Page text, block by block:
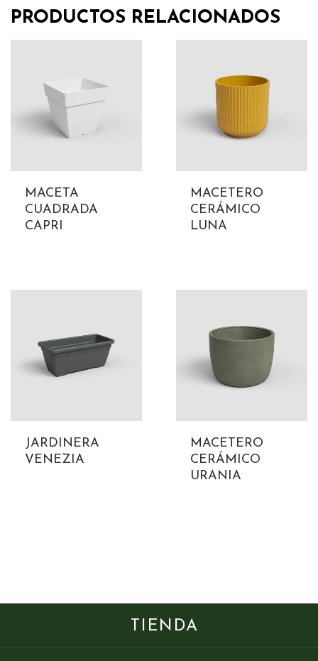
PRODUCTOS RELACIONADOS
MACETA
CUADRADA
CAPRI
MACETERO
CERÁMICO
LUNA
JARDINERA
VENEZIA
MACETERO
CERÁMICO
URANIA
TIENDA